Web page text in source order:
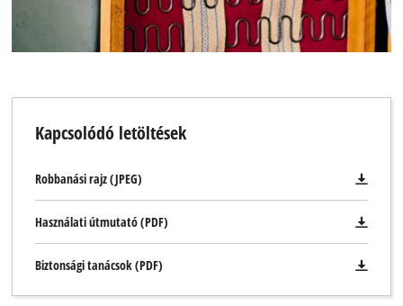
Kapcsolódó letöltések
Robbanási rajz (JPEG)
Használati útmutató (PDF)
Biztonsági tanácsok (PDF)